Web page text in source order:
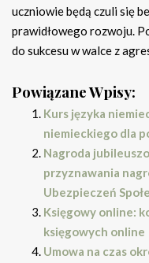
uczniowie będą czuli się
prawidłowego rozwoju.
do sukcesu w walce z
Powiązane Wpisy:
Kurs języka
niemieckiego dla
Nagroda
przyznawania
Ubezpieczeń
Księgowy online:
księgowych online
Umowa na czas